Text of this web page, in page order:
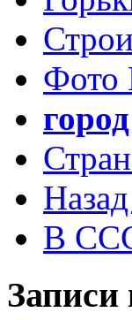
Фото
В
Записи